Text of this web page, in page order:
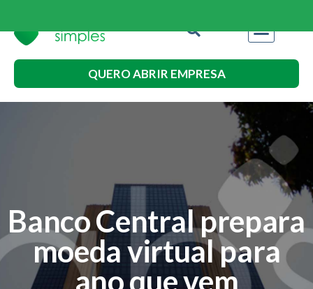
QUERO ABRIR EMPRESA
Banco Central prepara
moeda virtual para
ano que vem